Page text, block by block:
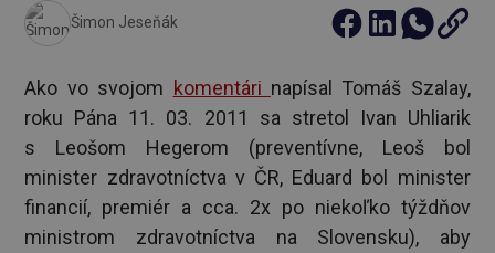
Šimon Jeseňák
Ako vo svojom komentári napísal Tomáš Szalay,
roku Pána 11. 03. 2011 sa stretol Ivan Uhliarik
s Leošom Hegerom (preventívne, Leoš bol
minister zdravotníctva v ČR, Eduard bol minister
financií, premiér a cca. 2x po niekoľko týždňov
ministrom zdravotníctva na Slovensku), aby